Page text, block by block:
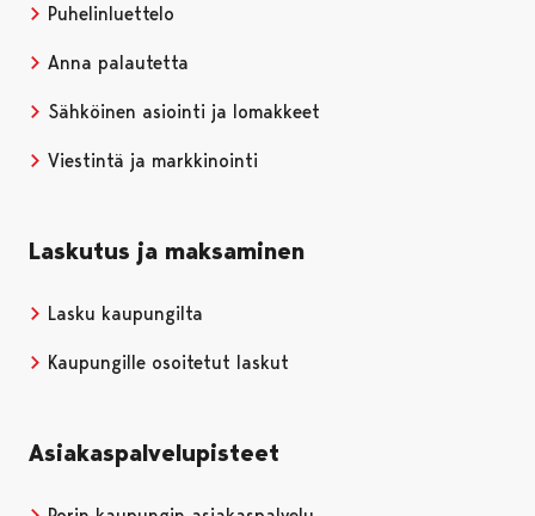
Puhelinluettelo
Anna palautetta
Sähköinen asiointi ja lomakkeet
Viestintä ja markkinointi
Laskutus ja maksaminen
Lasku kaupungilta
Kaupungille osoitetut laskut
Asiakaspalvelupisteet